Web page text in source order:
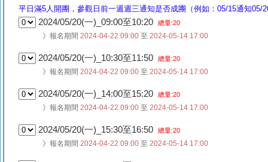
平日滿5人開團，參觀日前一週週三通知是否成團（例如：05/15通知05/
2024/05/20(一)_09:00至10:20 總量:20
》報名期間 2024-04-22 09:00 至 2024-05-14 17:00
2024/05/20(一)_10:30至11:50 總量:20
》報名期間 2024-04-22 09:00 至 2024-05-14 17:00
2024/05/20(一)_14:00至15:20 總量:20
》報名期間 2024-04-22 09:00 至 2024-05-14 17:00
2024/05/20(一)_15:30至16:50 總量:20
》報名期間 2024-04-22 09:00 至 2024-05-14 17:00